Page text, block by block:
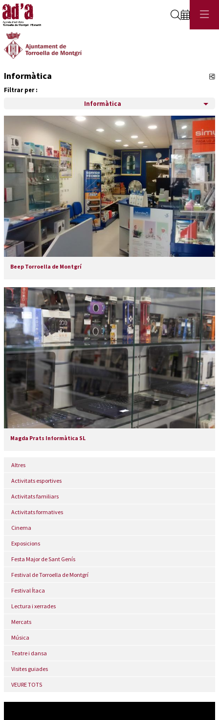
Cerca
Informàtica
Filtrar per :
Informàtica
Beep Torroella de Montgrí
Magda Prats Informàtica SL
Altres
Activitats esportives
Activitats familiars
Activitats formatives
Cinema
Exposicions
Festa Major de Sant Genís
Festival de Torroella de Montgrí
Festival Ítaca
Lectura i xerrades
Mercats
Música
Teatre i dansa
Visites guiades
VEURE TOTS